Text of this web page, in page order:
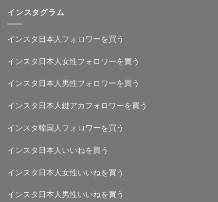
インスタグラム
インスタ日本人フォロワーを買う
インスタ日本人女性フォロワーを買う
インスタ日本人男性フォロワーを買う
インスタ日本人鍵アカフォロワーを買う
インスタ韓国人フォロワーを買う
インスタ日本人いいねを買う
インスタ日本人女性いいねを買う
インスタ日本人男性いいねを買う